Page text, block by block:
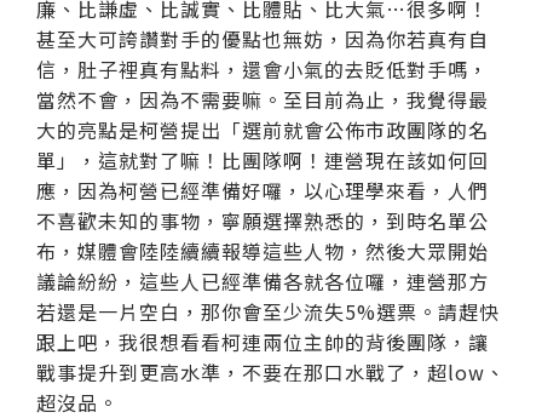
廉、比謙虛、比誠實、比體貼、比大氣…很多啊！
甚至大可誇讚對手的優點也無妨，因為你若真有自
信，肚子裡真有點料，還會小氣的去貶低對手嗎，
當然不會，因為不需要嘛。至目前為止，我覺得最
大的亮點是柯營提出「選前就會公佈市政團隊的名
單」，這就對了嘛！比團隊啊！連營現在該如何回
應，因為柯營已經準備好囉，以心理學來看，人們
不喜歡未知的事物，寧願選擇熟悉的，到時名單公
布，媒體會陸陸續續報導這些人物，然後大眾開始
議論紛紛，這些人已經準備各就各位囉，連營那方
若還是一片空白，那你會至少流失5%選票。請趕快
跟上吧，我很想看看柯連兩位主帥的背後團隊，讓
戰事提升到更高水準，不要在那口水戰了，超low、
超沒品。